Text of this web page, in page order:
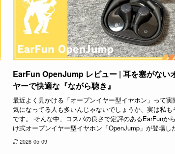
EarFun OpenJump レビュー | 耳を塞がない
ヤーで快適な『ながら聴き』
最近よく見かける「オープンイヤー型イヤホン」って実
気になってる人も多いんじゃないでしょうか、実は私も
です。 そんな中、コスパの良さで定評のあるEarFunか
け式オープンイヤー型イヤホン「OpenJump」が登場し
2026-05-09